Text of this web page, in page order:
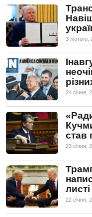
3 лютого,
24 сiчня,
став
23 сiчня,
листі
22 сiчня,